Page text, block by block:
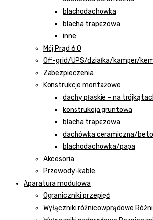
blachodachówka
blacha trapezowa
inne
Mój Prąd 6.0
Off-grid/UPS/działka/kamper/
Zabezpieczenia
Konstrukcje montażowe
dachy płaskie – na
konstrukcja gruntowa
blacha trapezowa
dachówka ceramiczna/
blachodachówka/papa
Akcesoria
Przewody-kable
Aparatura modułowa
Ograniczniki przepięć
Wyłączniki różnicowprądowe